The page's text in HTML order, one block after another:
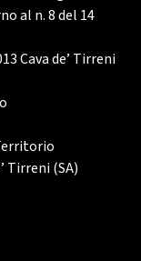
al n. 8 del 14
Cava de’ Tirreni
Tirreni (SA)